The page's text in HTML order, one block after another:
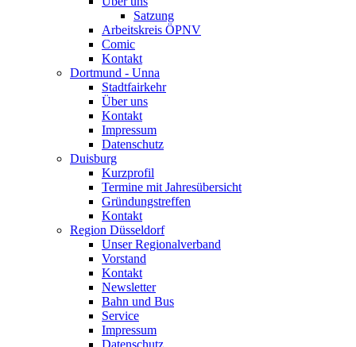
Satzung
Arbeitskreis ÖPNV
Comic
Kontakt
Dortmund - Unna
Stadtfairkehr
Über uns
Kontakt
Impressum
Datenschutz
Duisburg
Kurzprofil
Termine mit Jahresübersicht
Gründungstreffen
Kontakt
Region Düsseldorf
Unser Regionalverband
Vorstand
Kontakt
Newsletter
Bahn und Bus
Service
Impressum
Datenschutz